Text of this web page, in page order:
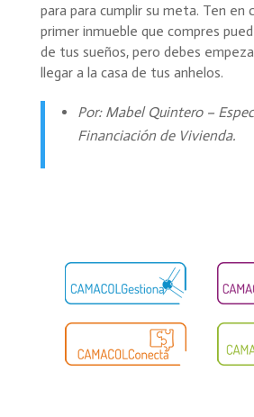
para para cumplir su meta. Ten en
primer inmueble que compres
de tus sueños, pero debes
llegar a la casa de tus anhelos.
Por: Mabel Quintero –
Financiación de Vivienda.